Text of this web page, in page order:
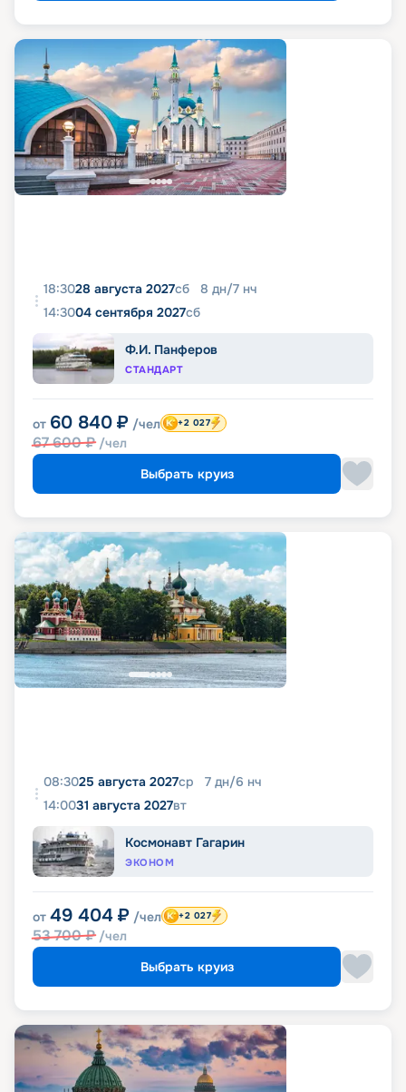
18:3028 августа 2027сб 8 дн/7 нч
14:3004 сентября 2027сб
Ф.И. Панферов
СТАНДАРТ
от 60 840 ₽ /чел
67 600₽ /чел
+2 027
Выбрать круиз
08:3025 августа 2027ср 7 дн/6 нч
14:0031 августа 2027вт
Космонавт Гагарин
ЭКОНОМ
от 49 404 ₽ /чел
53 700₽ /чел
+2 027
Выбрать круиз